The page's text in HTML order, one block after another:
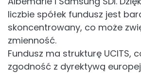
liczbie spółek fundusz jest
skoncentrowany, co może
zmienność.
Fundusz ma strukturę UCITS,
zgodność z dyrektywą